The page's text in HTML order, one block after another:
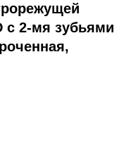
с 2-мя зубьями